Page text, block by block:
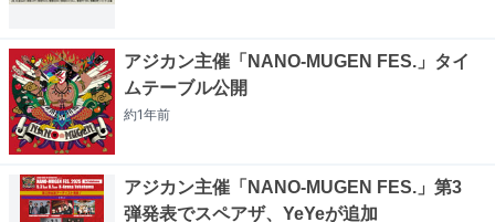
アジカン主催「NANO-MUGEN FES.」タイ
ムテーブル公開
約1年前
アジカン主催「NANO-MUGEN FES.」第3
弾発表でスペアザ、YeYeが追加